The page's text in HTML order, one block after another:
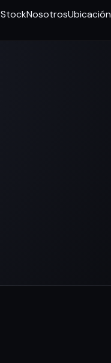
StockNosotrosUbicación